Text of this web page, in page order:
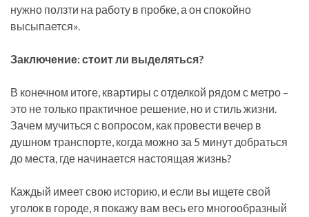
нужно ползти на работу в пробке, а он спокойно
высыпается».
Заключение: стоит ли выделяться?
В конечном итоге, квартиры с отделкой рядом с метро –
это не только практичное решение, но и стиль жизни.
Зачем мучиться с вопросом, как провести вечер в
душном транспорте, когда можно за 5 минут добраться
до места, где начинается настоящая жизнь?
Каждый имеет свою историю, и если вы ищете свой
уголок в городе, я покажу вам весь его многообразный